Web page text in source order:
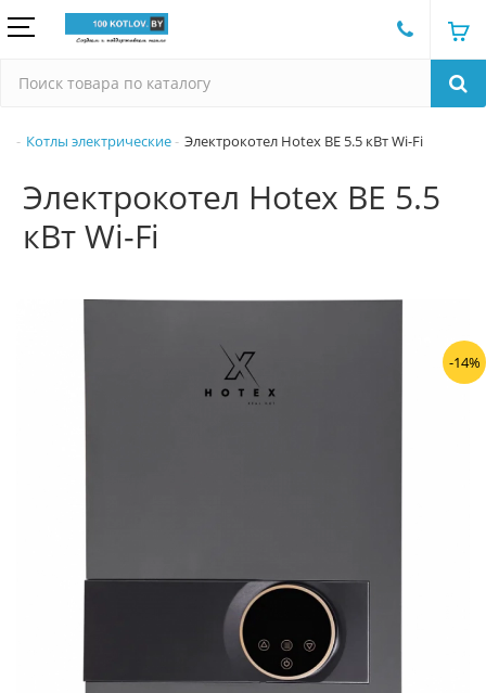
Котлы электрические Электрокотел Hotex BE 5.5 кВт Wi-Fi
Электрокотел Hotex BE 5.5
кВт Wi-Fi
-14%